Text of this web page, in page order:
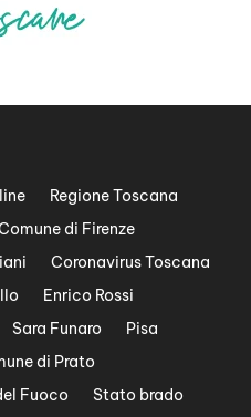
Regione Toscana
di Firenze
Coronavirus Toscana
Enrico Rossi
Sara Funaro
Pisa
di Prato
Fuoco
Stato brado